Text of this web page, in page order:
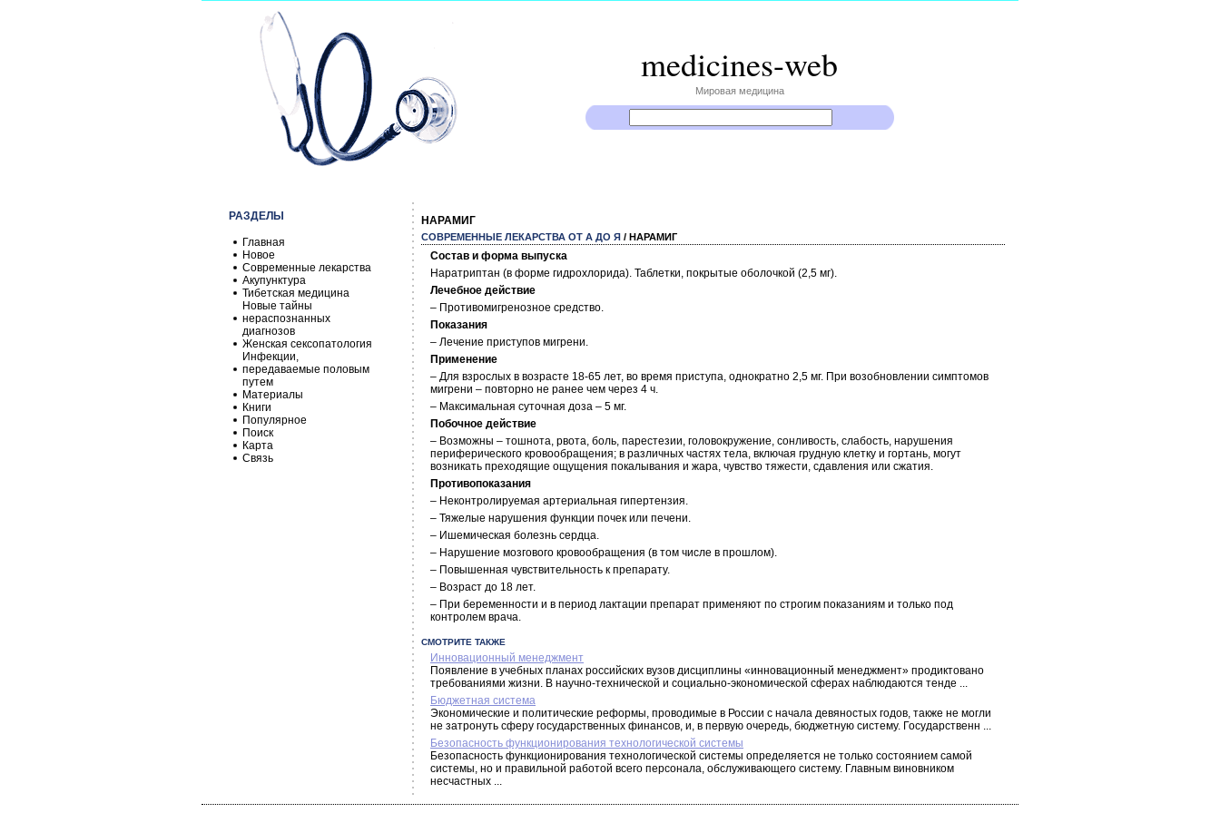
medicines-web
Мировая медицина
РАЗДЕЛЫ
Главная
Новое
Современные лекарства
Акупунктура
Тибетская медицина
Новые тайны
нераспознанных
диагнозов
Женская сексопатология
Инфекции,
передаваемые половым
путем
Материалы
Книги
Популярное
Поиск
Карта
Связь
НАРАМИГ
СОВРЕМЕННЫЕ ЛЕКАРСТВА ОТ А ДО Я / НАРАМИГ
Состав и форма выпуска
Наратриптан (в форме гидрохлорида). Таблетки, покрытые оболочкой (2,5 мг).
Лечебное действие
– Противомигренозное средство.
Показания
– Лечение приступов мигрени.
Применение
– Для взрослых в возрасте 18-65 лет, во время приступа, однократно 2,5 мг. При возобновлении симптомов
мигрени – повторно не ранее чем через 4 ч.
– Максимальная суточная доза – 5 мг.
Побочное действие
– Возможны – тошнота, рвота, боль, парестезии, головокружение, сонливость, слабость, нарушения
периферического кровообращения; в различных частях тела, включая грудную клетку и гортань, могут
возникать преходящие ощущения покалывания и жара, чувство тяжести, сдавления или сжатия.
Противопоказания
– Неконтролируемая артериальная гипертензия.
– Тяжелые нарушения функции почек или печени.
– Ишемическая болезнь сердца.
– Нарушение мозгового кровообращения (в том числе в прошлом).
– Повышенная чувствительность к препарату.
– Возраст до 18 лет.
– При беременности и в период лактации препарат применяют по строгим показаниям и только под
контролем врача.
СМОТРИТЕ ТАКЖЕ
Инновационный менеджмент
Появление в учебных планах российских вузов дисциплины «инновационный менеджмент» продиктовано
требованиями жизни. В научно-технической и социально-экономической сферах наблюдаются тенде ...
Бюджетная система
Экономические и политические реформы, проводимые в России с начала девяностых годов, также не могли
не затронуть сферу государственных финансов, и, в первую очередь, бюджетную систему. Государственн ...
Безопасность функционирования технологической системы
Безопасность функционирования технологической системы определяется не только состоянием самой
системы, но и правильной работой всего персонала, обслуживающего систему. Главным виновником
несчастных ...